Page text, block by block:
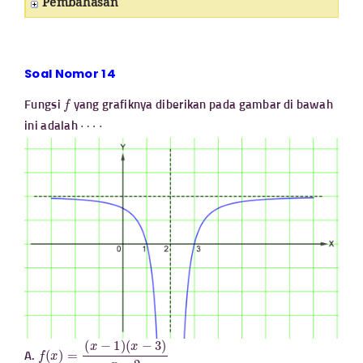
Pembahasan
Soal Nomor 14
Fungsi f yang grafiknya diberikan pada gambar di bawah
ini adalah
A. f(x = −1) (x−3)x−2